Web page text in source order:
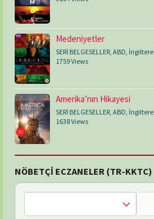
Medeniyetler
SERİ BELGESELLER ABD İngiltere
1759 Views
Amerika’nın Hikayesi
SERİ BELGESELLER ABD İngiltere
1638 Views
NÖBETÇİ ECZANELER (TR-KKTC)